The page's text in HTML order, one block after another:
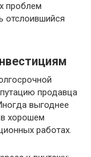
проблем
отслоившийся
продавца
выгоднее
хорошем
работах.